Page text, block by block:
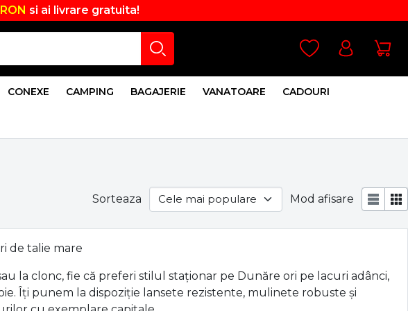
si ai livrare gratuita!
CONEXE CAMPING BAGAJERIE VANATOARE CADOURI
Sorteaza Mod afisare
de talie mare
la clonc, fie că preferi stilul staționar pe Dunăre ori pe lacuri adânci,
Îți punem la dispoziție lansete rezistente, mulinete robuste și